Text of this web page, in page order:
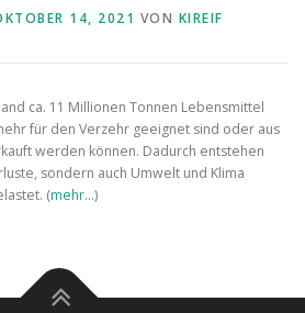
14, 2021 VON KIREIF
ca. 11 Millionen Tonnen Lebensmittel
für den Verzehr geeignet sind oder aus
werden können. Dadurch entstehen
sondern auch Umwelt und Klima
(mehr…)